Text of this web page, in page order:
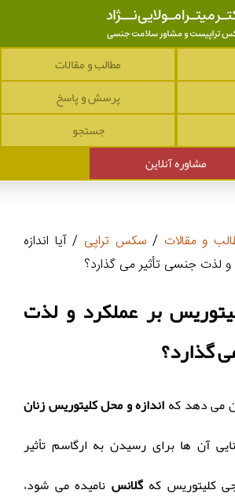
مطالب و مقالات
پرسش و پاسخ
جستجو
مشاوره آنلاین
و مقالات / سکس تراپی / آیا اندازه
و لذت جنسی تأثیر می گذارد؟
بر عملکرد و لذت
گذارد؟
می دهد کهاندازه و محل کلیتوریس زنان
آن ها برای رسیدن به ارگاسم تأثیر
کلیتوریس کهگلانس نامیده می شود،